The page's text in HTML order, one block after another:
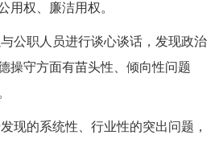
用权、廉洁用权。
公职人员进行谈心谈话，发现政治
操守方面有苗头性、倾向性问题
现的系统性、行业性的突出问题，